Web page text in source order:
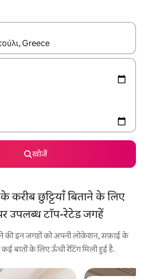
अप और डाउन 'ऐरो की' का इस्तेमाल करके नेविगेट
खोजें
करीब छुट्टियाँ बिताने के लिए
उपलब्ध टॉप-रेटेड जगहें
की इन जगहों को अपनी लोकेशन, सफ़ाई के
बातों के लिए ऊँची रेटिंग मिली हुई है.